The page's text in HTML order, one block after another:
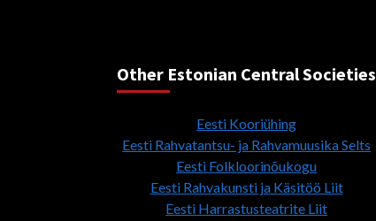
Other Estonian Central Societies
Eesti Kooriühing
Eesti Rahvatantsu- ja Rahvamuusika Selts
Eesti Folkloorinõukogu
Eesti Rahvakunsti ja Käsitöö Liit
Eesti Harrastusteatrite Liit